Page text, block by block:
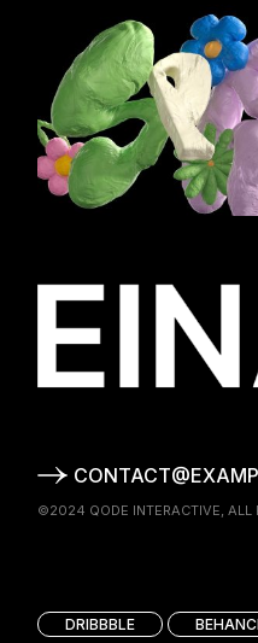
©2024 QODE INTERACTIVE, ALL
DRIBBBLE